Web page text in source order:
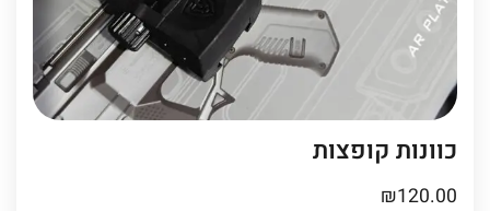
כוונות קופצות
₪120.00